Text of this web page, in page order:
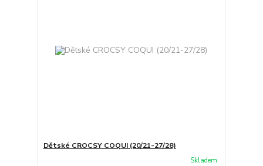
Dětské CROCSY COQUI (20/21-27/28)
Skladem